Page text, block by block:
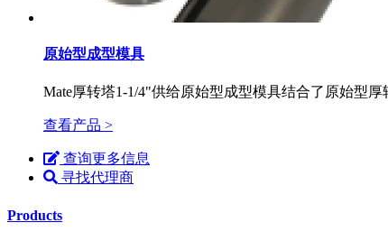
原始型成型模具
Mate厚转塔1-1/4"供给原始型成型模具结合了原始型
查看产品 >
查询更多信息
寻找代理商
Products